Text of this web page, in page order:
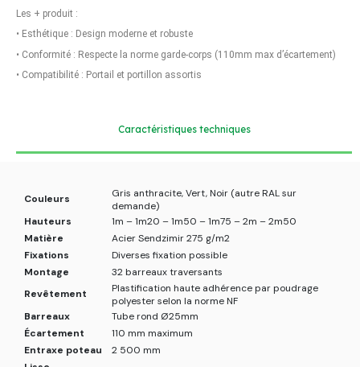
Les + produit :
• Esthétique : Design moderne et robuste
• Conformité : Respecte la norme garde-corps (110mm max d’écartement)
• Compatibilité : Portail et portillon assortis
Caractéristiques techniques
Couleurs
Gris anthracite, Vert, Noir (autre RAL sur
demande)
Hauteurs
1m – 1m20 – 1m50 – 1m75 – 2m – 2m50
Matière
Acier Sendzimir 275 g/m2
Fixations
Diverses fixation possible
Montage
32 barreaux traversants
Revêtement
Plastification haute adhérence par poudrage
polyester selon la norme NF
Barreaux
Tube rond Ø25mm
Écartement
110 mm maximum
Entraxe poteau
2 500 mm